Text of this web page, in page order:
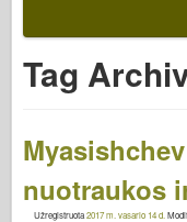
Tag
nuotraukos
Užregistruota2017 m. vasario 14 d.